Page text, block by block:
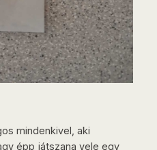
mindenkivel, aki
épp játszana vele egy